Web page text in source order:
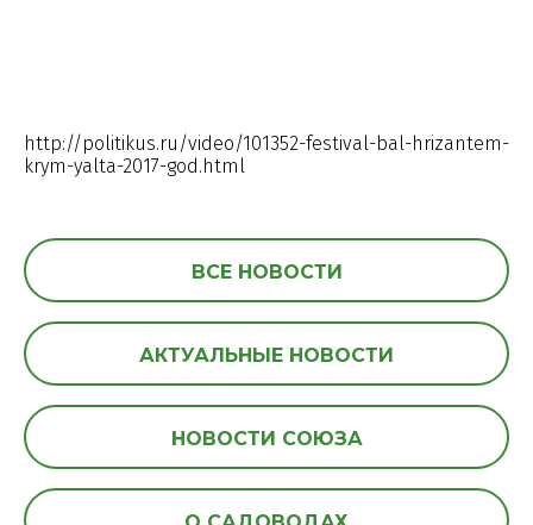
http://politikus.ru/video/101352-festival-bal-hrizantem-
krym-yalta-2017-god.html
ВСЕ НОВОСТИ
АКТУАЛЬНЫЕ НОВОСТИ
НОВОСТИ СОЮЗА